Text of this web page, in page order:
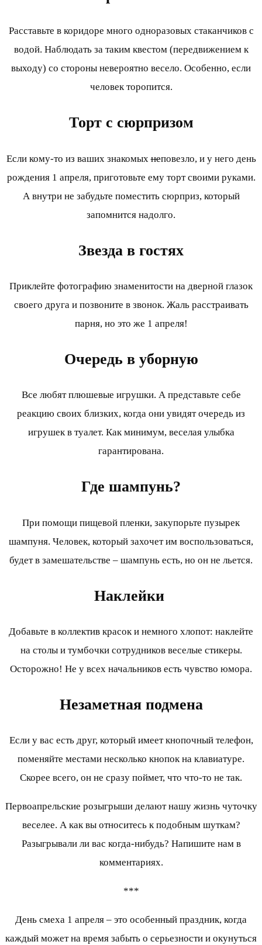
Расставьте в коридоре много одноразовых стаканчиков с
водой. Наблюдать за таким квестом (передвижением к
выходу) со стороны невероятно весело. Особенно, если
человек торопится.
Торт с сюрпризом
Если кому-то из ваших знакомыхнеповезло, и у него день
рождения 1 апреля, приготовьте ему торт своими руками.
А внутри не забудьте поместить сюрприз, который
запомнится надолго.
Звезда в гостях
Приклейте фотографию знаменитости на дверной глазок
своего друга и позвоните в звонок. Жаль расстраивать
парня, но это же 1 апреля!
Очередь в уборную
Все любят плюшевые игрушки. А представьте себе
реакцию своих близких, когда они увидят очередь из
игрушек в туалет. Как минимум, веселая улыбка
гарантирована.
Где шампунь?
При помощи пищевой пленки, закупорьте пузырек
шампуня. Человек, который захочет им воспользоваться,
будет в замешательстве – шампунь есть, но он не льется.
Наклейки
Добавьте в коллектив красок и немного хлопот: наклейте
на столы и тумбочки сотрудников веселые стикеры.
Осторожно! Не у всех начальников есть чувство юмора.
Незаметная подмена
Если у вас есть друг, который имеет кнопочный телефон,
поменяйте местами несколько кнопок на клавиатуре.
Скорее всего, он не сразу поймет, что что-то не так.
Первоапрельские розыгрыши делают нашу жизнь чуточку
веселее. А как вы относитесь к подобным шуткам?
Разыгрывали ли вас когда-нибудь? Напишите нам в
комментариях.
***
День смеха 1 апреля – это особенный праздник, когда
каждый может на время забыть о серьезности и окунуться